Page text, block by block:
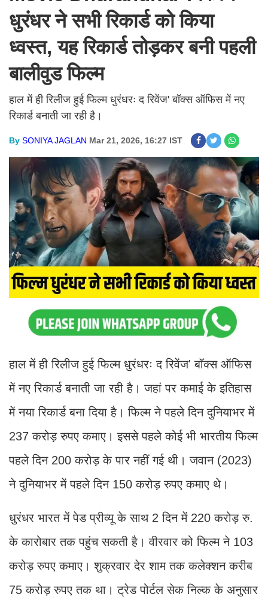
धुरंधर ने सभी रिकार्ड को किया
ध्वस्त, यह रिकार्ड तोड़कर बनी पहली
बालीवुड फिल्म
हाल में ही रिलीज हुई फिल्म धुरंधरः द रिवेंज' बॉक्स ऑफिस में नए
रिकार्ड बनाती जा रही है।
By SONIYA JAGLAN Mar 21, 2026, 16:27 IST
हाल में ही रिलीज हुई फिल्म धुरंधरः द रिवेंज' बॉक्स ऑफिस
में नए रिकार्ड बनाती जा रही है। जहां पर कमाई के इतिहास
में नया रिकार्ड बना दिया है। फिल्म ने पहले दिन दुनियाभर में
237 करोड़ रुपए कमाए। इससे पहले कोई भी भारतीय फिल्म
पहले दिन 200 करोड़ के पार नहीं गई थी। जवान (2023)
ने दुनियाभर में पहले दिन 150 करोड़ रुपए कमाए थे।
धुरंधर भारत में पेड प्रीव्यू के साथ 2 दिन में 220 करोड़ रु.
के कारोबार तक पहुंच सकती है। वीरवार को फिल्म ने 103
करोड़ रुपए कमाए। शुक्रवार देर शाम तक कलेक्शन करीब
75 करोड़ रुपए तक था। ट्रेड पोर्टल सेक निल्क के अनुसार